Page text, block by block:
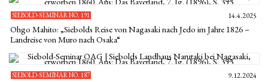
SIEBOLD-SEMINAR NO. 191 14.4.2025
Ohgo Mahito: „Siebolds Reise von Nagasaki nach Jedo im Jahre 1826 –
Landreise von Muro nach Osaka“
SIEBOLD-SEMINAR NO. 187 9.12.2024